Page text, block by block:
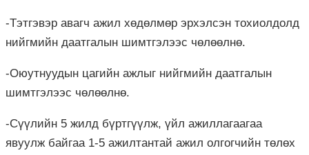
-Тэтгэвэр авагч ажил хөдөлмөр эрхэлсэн тохиолдолд
нийгмийн даатгалын шимтгэлээс чөлөөлнө.
-Оюутнуудын цагийн ажлыг нийгмийн даатгалын
шимтгэлээс чөлөөлнө.
-Сүүлийн 5 жилд бүртгүүлж, үйл ажиллагаагаа
явуулж байгаа 1-5 ажилтантай ажил олгогчийн төлөх